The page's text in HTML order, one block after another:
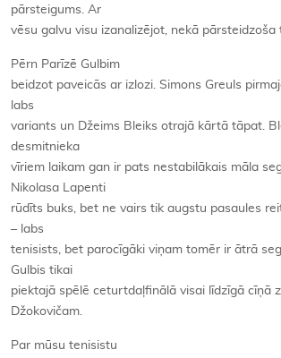
pārsteigums. Ar
vēsu galvu visu izanalizējot, nekā pārsteidzoša
Pērn Parīzē Gulbim
beidzot paveicās ar izlozi. Simons Greuls
labs
variants un Džeims Bleiks otrajā kārtā tāpat.
desmitnieka
vīriem laikam gan ir pats nestabilākais māla
Nikolasa Lapenti
rūdīts buks, bet ne vairs tik augstu pasaules
– labs
tenisists, bet parocīgāki viņam tomēr ir ātrā
Gulbis tikai
piektajā spēlē ceturtdaļfinālā visai līdzīgā cīņā
Džokovičam.
Par mūsu tenisistu